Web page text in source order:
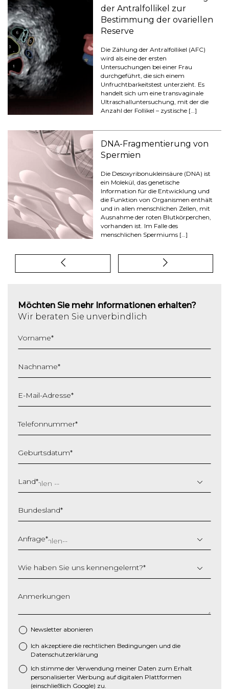
der Antralfollikel zur
Bestimmung der ovariellen
Reserve
Die Zählung der Antralfollikel (AFC)
wird als eine der ersten
Untersuchungen bei einer Frau
durchgeführt, die sich einem
Unfruchtbarkeitstest unterzieht. Es
handelt sich um eine transvaginale
Ultraschalluntersuchung, mit der die
Anzahl der Follikel – zystische […]
DNA-Fragmentierung von
Spermien
Die Desoxyribonukleinsäure (DNA) ist
ein Molekül, das genetische
Information für die Entwicklung und
die Funktion von Organismen enthält
und in allen menschlichen Zellen, mit
Ausnahme der roten Blutkörperchen,
vorhanden ist. Im Falle des
menschlichen Spermiums […]
Möchten Sie mehr Informationen erhalten?
Wir beraten Sie unverbindlich
Vorname*
Nachname*
E-Mail-Adresse*
Telefonnummer*
Geburtsdatum*
T
S
h
ä
g
t
r
i
h
M
S
h
Land*
Bundesland*
Anfrage*
Wie haben Sie uns kennengelernt?*
Anmerkungen
Newsletter abonieren
* Ich akzeptiere die rechtlichen Bedingungen und die
Datenschutzerklärung
Ich stimme der Verwendung meiner Daten zum Erhalt
personalisierter Werbung auf digitalen Plattformen
(einschließlich Google) zu.